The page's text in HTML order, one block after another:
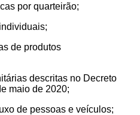
por quarteirão;
de produtos
descritas no Decreto
maio de 2020;
de pessoas e veículos;